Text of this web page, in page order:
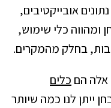
אובייקטיבים,
ומהווה כלי שימוש,
בחלק מהמקרים.
אלה הם כלים
ייתן לנו כמה שיותר